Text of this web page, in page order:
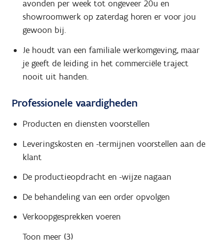
avonden per week tot ongeveer 20u en
showroomwerk op zaterdag horen er voor jou
gewoon bij.
Je houdt van een familiale werkomgeving, maar
je geeft de leiding in het commerciële traject
nooit uit handen.
Professionele vaardigheden
Producten en diensten voorstellen
Leveringskosten en -termijnen voorstellen aan de
klant
De productieopdracht en -wijze nagaan
De behandeling van een order opvolgen
Verkoopgesprekken voeren
Toon meer (3)